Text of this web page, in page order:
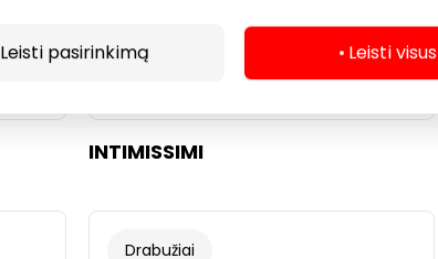
Leisti pasirinkimą Leisti visus
INTIMISSIMI
Drabužiai